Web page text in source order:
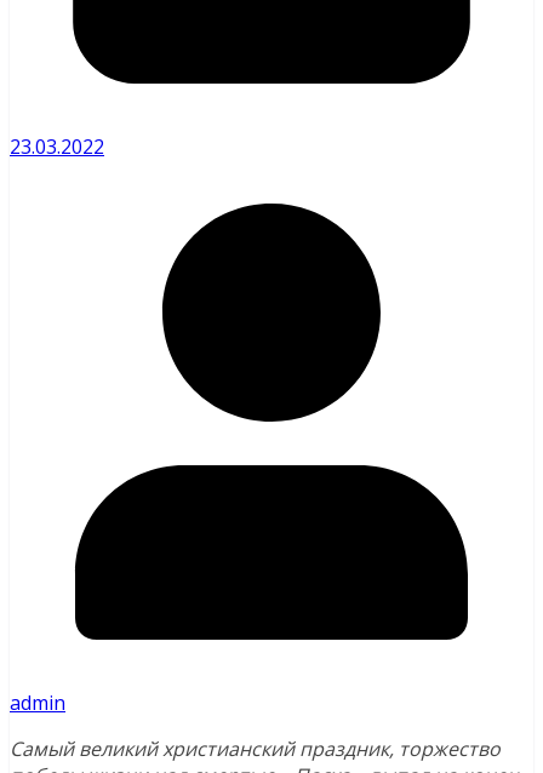
23.03.2022
admin
Самый великий христианский праздник, торжество